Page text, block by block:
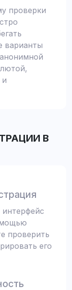
проверки
варианты
В
интерфейс
проверить
его